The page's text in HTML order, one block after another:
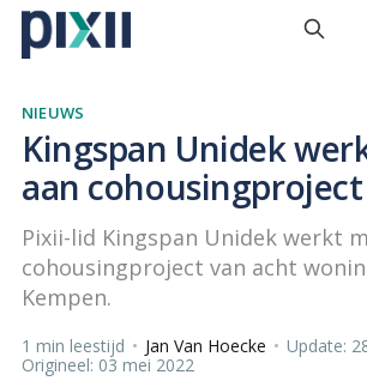
NIEUWS
Kingspan Unidek
aan cohousingproject
Pixii-lid Kingspan Unidek werkt
cohousingproject van acht
Kempen.
1 min leestijd • Jan Van Hoecke • Update:
Origineel: 03 mei 2022